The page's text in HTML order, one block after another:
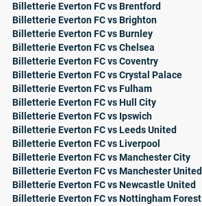
Billetterie Everton FC vs Brentford
Billetterie Everton FC vs Brighton
Billetterie Everton FC vs Burnley
Billetterie Everton FC vs Chelsea
Billetterie Everton FC vs Coventry
Billetterie Everton FC vs Crystal Palace
Billetterie Everton FC vs Fulham
Billetterie Everton FC vs Hull City
Billetterie Everton FC vs Ipswich
Billetterie Everton FC vs Leeds United
Billetterie Everton FC vs Liverpool
Billetterie Everton FC vs Manchester City
Billetterie Everton FC vs Manchester United
Billetterie Everton FC vs Newcastle United
Billetterie Everton FC vs Nottingham Forest